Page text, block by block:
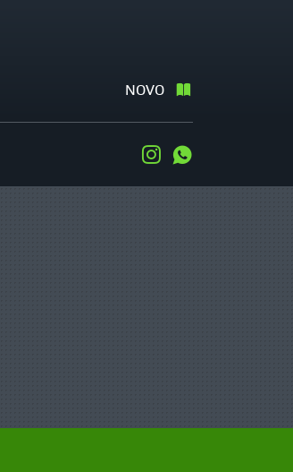
NOVO
Instagram